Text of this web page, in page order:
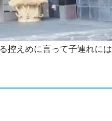
控えめに言って子連れには